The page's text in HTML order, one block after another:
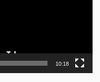
10:18